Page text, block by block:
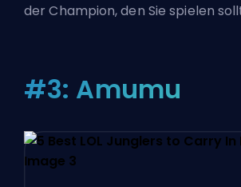
der Champion, den Sie spielen
#3: Amumu